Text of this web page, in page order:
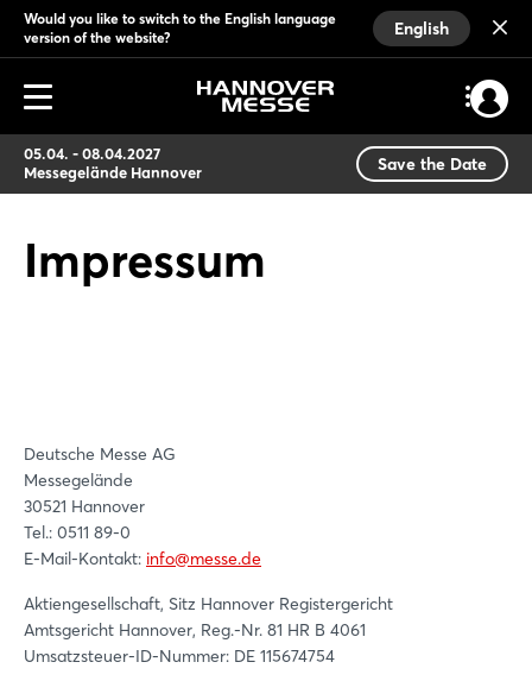
Would you like to switch to the English language
version of the website?
English
05.04. - 08.04.2027
Messegelände Hannover
Save the Date
Impressum
Deutsche Messe AG
Messegelände
30521 Hannover
Tel.: 0511 89-0
E-Mail-Kontakt: info@messe.de
Aktiengesellschaft, Sitz Hannover Registergericht
Amtsgericht Hannover, Reg.-Nr. 81 HR B 4061
Umsatzsteuer-ID-Nummer: DE 115674754